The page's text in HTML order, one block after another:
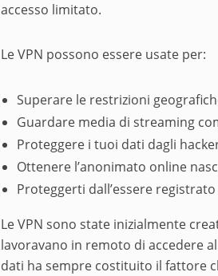
accesso limitato.
Le VPN possono essere usate per:
Superare le restrizioni
Guardare media di streaming
Proteggere i tuoi dati dagli
Ottenere l’anonimato online
Proteggerti dall’essere
Le VPN sono state inizialmente
lavoravano in remoto di accedere
dati ha sempre costituito il fattore